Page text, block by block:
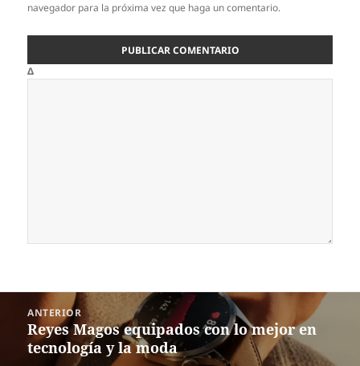
navegador para la próxima vez que haga un comentario.
Δ
Navegación
entradas
ANTERIOR
Entrada
anterior:
Reyes Magos equipados con lo mejor en
tecnología y la moda